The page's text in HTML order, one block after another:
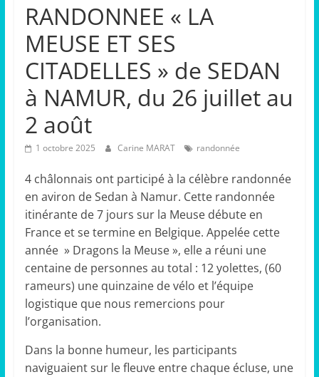
RANDONNEE « LA
MEUSE ET SES
CITADELLES » de SEDAN
à NAMUR, du 26 juillet au
2 août
1 octobre 2025 Carine MARAT randonnée
4 châlonnais ont participé à la célèbre randonnée
en aviron de Sedan à Namur. Cette randonnée
itinérante de 7 jours sur la Meuse débute en
France et se termine en Belgique. Appelée cette
année » Dragons la Meuse », elle a réuni une
centaine de personnes au total : 12 yolettes, (60
rameurs) une quinzaine de vélo et l’équipe
logistique que nous remercions pour
l’organisation.
Dans la bonne humeur, les participants
naviguaient sur le fleuve entre chaque écluse, une